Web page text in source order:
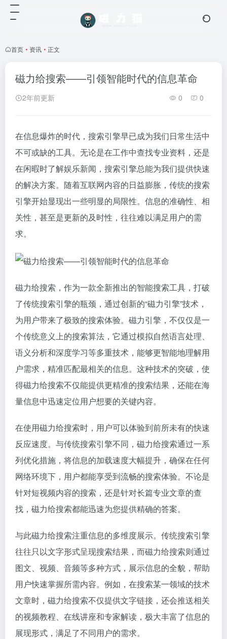
首页 • 资讯 • 正文
磁力给搜索——引领智能时代的信息革命
2年前更新 0 0
在信息爆炸的时代，搜索引擎早已成为我们日常生活中
不可或缺的工具。无论是在工作中查找专业资料，还是
在闲暇时了解娱乐新闻，搜索引擎总能为我们提供快速
的解决方案。随着互联网内容的日益膨胀，传统的搜索
引擎开始显现出一些明显的局限性。信息的准确性、相
关性，甚至是更新的及时性，往往难以满足用户的需
求。
磁力给搜索，作为一款全新推出的智能搜索工具，打破
了传统搜索引擎的瓶颈，通过创新的“磁力引擎”技术，
为用户带来了极致的搜索体验。磁力引擎，不仅仅是一
个传统意义上的搜索算法，它通过模拟自然语言处理、
语义分析和深度学习等多重技术，能够更智能地理解用
户需求，精准匹配最相关的信息。这种技术的突破，使
得磁力给搜索不仅能提供更精准的搜索结果，还能在海
量信息中迅速定位用户想要的关键内容。
在使用磁力给搜索时，用户可以体验到前所未有的快速
反应速度。与传统搜索引擎不同，磁力给搜索通过一系
列优化措施，将信息的加载速度大幅提升，确保在任何
网络环境下，用户都能享受到流畅的搜索体验。不论是
针对短视频内容的搜索，还是针对长篇专业文章的查
找，磁力给搜索都能迅速为您提供精确的答案。
与此磁力给搜索注重信息的多维度展示。传统搜索引擎
往往只以文字形式呈现搜索结果，而磁力给搜索则通过
图文、视频、音频等多种方式，展示信息的全貌，帮助
用户快速掌握所需内容。例如，在搜索某一领域的技术
文章时，磁力给搜索不仅提供文字链接，还会推送相关
的视频教程、在线讲座和专家解读，极大丰富了信息的
展现形式，满足了不同用户的需求。